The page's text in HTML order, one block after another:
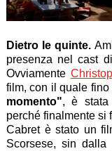
Dietro le quinte.
presenza nel cast
Ovviamente
film, con il quale
momento", è stata
perché finalmente
Cabret è stato un
Scorsese, sin dalla